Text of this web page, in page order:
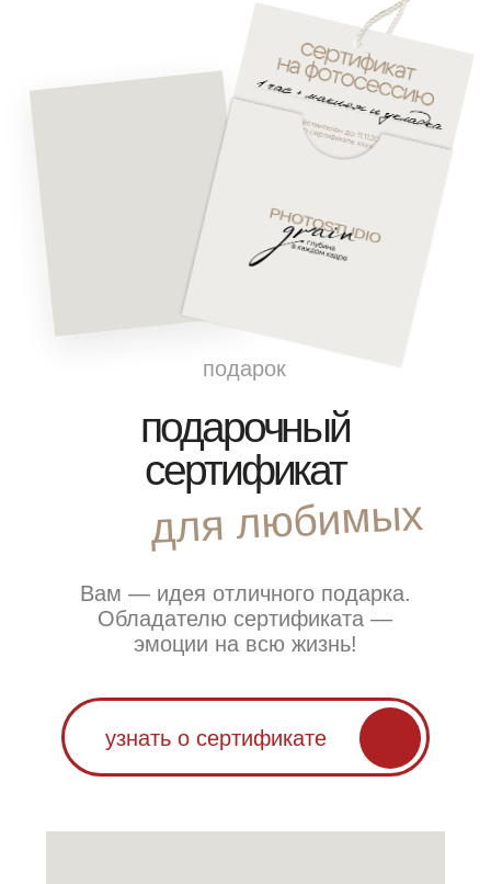
получить консультацию
получите
бесплатную
консультацию
менеджер свяжется
с вами в течение 5 минут